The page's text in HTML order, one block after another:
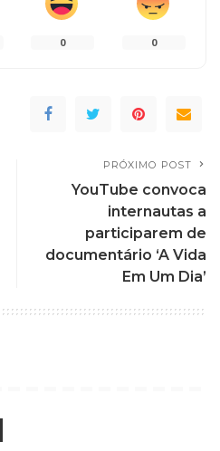
0 0
PRÓXIMO POST
YouTube convoca
internautas a
participarem de
documentário ‘A Vida
Em Um Dia’